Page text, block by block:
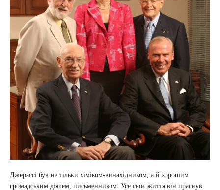
Джерассі був не тільки хіміком-винахідником, а й хорошим
громадським діячем, письменником. Усе своє життя він прагнув